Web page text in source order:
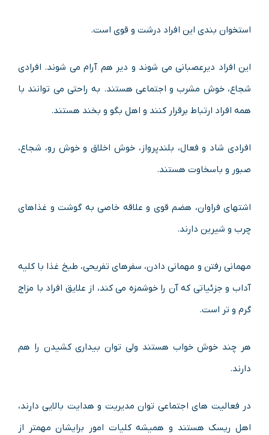
استخوان بندی این افراد درشت و قوی است.
این افراد دیرعصبانی می شوند و دیر هم آرام می شوند. افرادی
شجاع، خوش مشرب و اجتماعی هستند. به راحتی می توانند با
همه افراد ارتباط برقرار کنند و اهل بگو و بخند هستند.
افرادی شاد و فعال، بلندپرواز، خوش اخلاق و خوش رو، شجاع،
صبور و باسخاوت هستند.
اشتهای فراوان، هضم قوی و علاقه خاصی به گوشت و غذاهای
چرب و شیرین دارند.
مهمانی رفتن و مهمانی دادن، سفرهای تفریحی، طبخ غذا با کلیه
آداب و جزئیاتی که آن را خوشمزه می کند، از علایق افراد با مزاج
گرم و تر است.
هر چند خوش خواب هستند ولی توان بیداری کشیدن را هم
دارند.
در فعالیت های اجتماعی توان مدیریت و هدایت بالایی دارند،
اهل ریسک هستند و همیشه کلیات امور برایشان مهمتر از